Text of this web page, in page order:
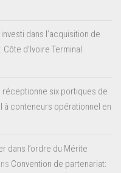
dans l’acquisition de
Côte d’Ivoire Terminal
réceptionne six portiques de
à conteneurs opérationnel en
dans l’ordre du Mérite
Convention de partenariat: